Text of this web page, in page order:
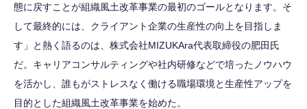
態に戻すことが組織風土改革事業の最初のゴールとなります。そ
して最終的には、クライアント企業の生産性の向上を目指しま
す」と熱く語るのは、株式会社MIZUKAra代表取締役の肥田氏
だ。キャリアコンサルティングや社内研修などで培ったノウハウ
を活かし、誰もがストレスなく働ける職場環境と生産性アップを
目的とした組織風土改革事業を始めた。